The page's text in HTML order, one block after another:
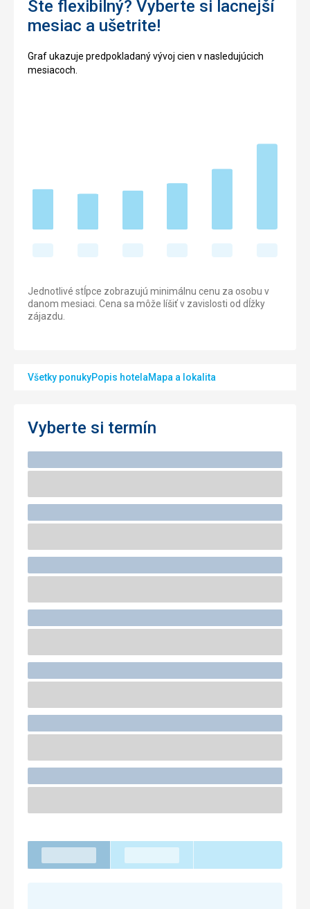
Ste flexibilný? Vyberte si lacnejší
mesiac a ušetrite!
Graf ukazuje predpokladaný vývoj cien v nasledujúcich
mesiacoch.
Jednotlivé stĺpce zobrazujú minimálnu cenu za osobu v
danom mesiaci. Cena sa môže líšiť v zavislosti od dĺžky
zájazdu.
Všetky ponukyPopis hotelaMapa a lokalita
Vyberte si termín